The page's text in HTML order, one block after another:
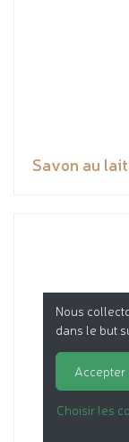
Savon au
Nous
dans le but
Accepter
Choisir les